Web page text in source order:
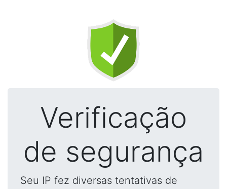
Verificação
de segurança
Seu IP fez diversas tentativas de